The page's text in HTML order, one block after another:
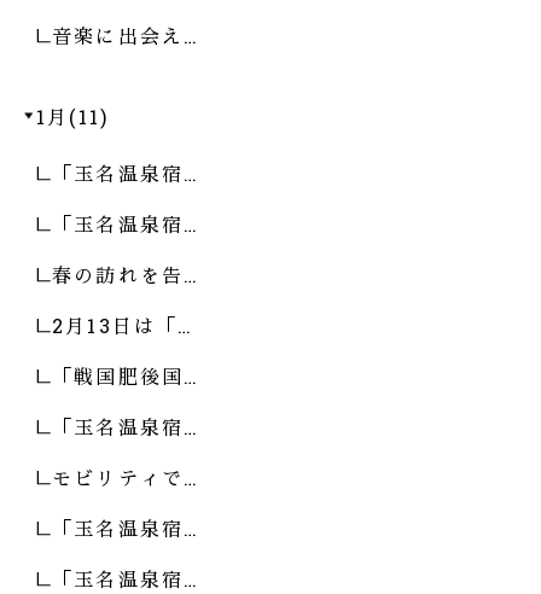
音楽に出会え…
1月(11)
「玉名温泉宿…
「玉名温泉宿…
春の訪れを告…
2月13日は「…
「戦国肥後国…
「玉名温泉宿…
モビリティで…
「玉名温泉宿…
「玉名温泉宿…